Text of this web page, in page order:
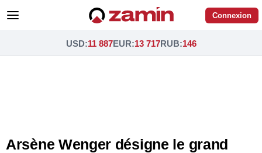
Connexion
USD:11 887EUR:13 717RUB:146
Arsène Wenger désigne le grand